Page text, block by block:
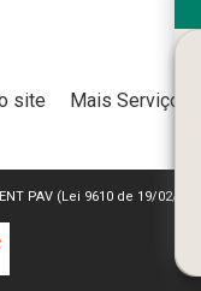
site Mais Serviços
PAV (Lei 9610 de 19/02/